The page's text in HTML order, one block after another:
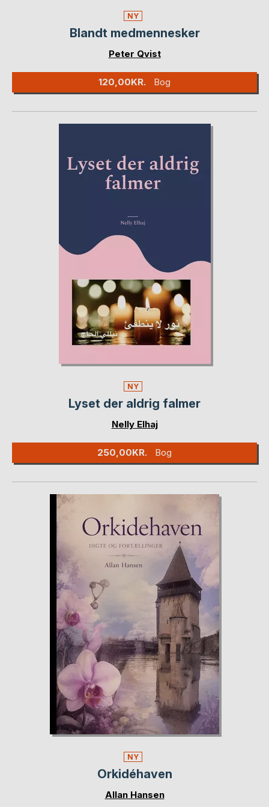
NY
Blandt medmennesker
Peter Qvist
120,00KR. Bog
NY
Lyset der aldrig falmer
Nelly Elhaj
250,00KR. Bog
NY
Orkidéhaven
Allan Hansen